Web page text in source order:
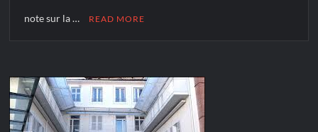
note sur la … READ MORE